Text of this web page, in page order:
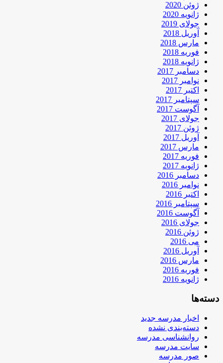
ژوئن 2020
ژانویه 2020
جولای 2019
آوریل 2018
مارس 2018
فوریه 2018
ژانویه 2018
دسامبر 2017
نوامبر 2017
اکتبر 2017
سپتامبر 2017
آگوست 2017
جولای 2017
ژوئن 2017
آوریل 2017
مارس 2017
فوریه 2017
ژانویه 2017
دسامبر 2016
نوامبر 2016
اکتبر 2016
سپتامبر 2016
آگوست 2016
جولای 2016
ژوئن 2016
می 2016
آوریل 2016
مارس 2016
فوریه 2016
ژانویه 2016
دسته‌ها
اخبار مدرسه جدید
دسته‌بندی نشده
روانشناسی مدرسه
سایت مدرسه
صور مدرسه